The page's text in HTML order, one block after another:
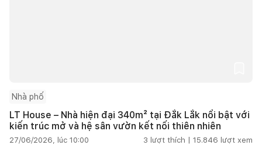
Nhà phố
LT House – Nhà hiện đại 340m² tại Đắk Lắk nổi bật với
kiến trúc mở và hệ sân vườn kết nối thiên nhiên
27/06/2026, lúc 10:00 3 lượt thích | 15.846 lượt xem